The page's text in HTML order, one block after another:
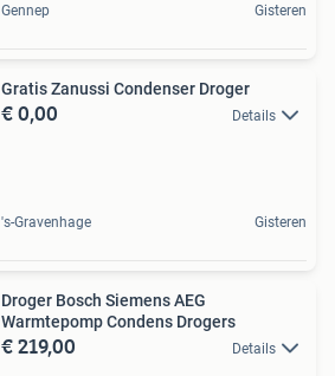
Gennep Gisteren
Gratis Zanussi Condenser Droger
€ 0,00 Details
's-Gravenhage Gisteren
Droger Bosch Siemens AEG
Warmtepomp Condens Drogers
€ 219,00 Details